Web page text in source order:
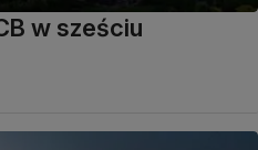
w sześciu